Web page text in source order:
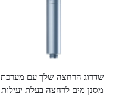
שדרוג הרחצה שלך עם מערכת
מסנן מים לרחצה בעלת יעילות